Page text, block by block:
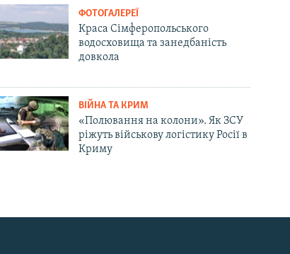
ФОТОГАЛЕРЕЇ
Краса Сімферопольського
водосховища та занедбаність
довкола
ВІЙНА ТА КРИМ
«Полювання на колони». Як ЗСУ
ріжуть військову логістику Росії в
Криму